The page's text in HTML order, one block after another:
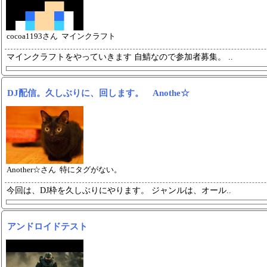
cocoa1193さん マインクラフト
マインクラフトをやっていきます 自鯖なので参加者募集。 ..
DJ配信。久しぶりに、回します。 Anothe☆
Another☆さん 特にタグがない。
今回は、DJ枠を久しぶりにやります。 ジャンルは、オール..
アンドロイドテスト